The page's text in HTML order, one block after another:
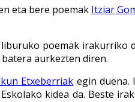
eta bere poemak Itziar
liburuko poemak irakurriko
aurkezten diren.
Etxeberriak egin duena.
kidea da. Beste